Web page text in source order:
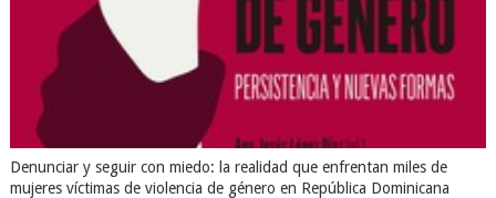
Denunciar y seguir con miedo: la realidad que enfrentan miles de
mujeres víctimas de violencia de género en República Dominicana